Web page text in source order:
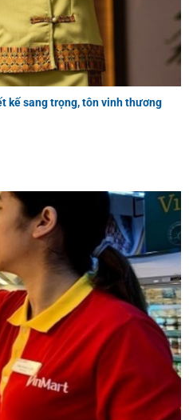
kế sang trọng, tôn vinh thương